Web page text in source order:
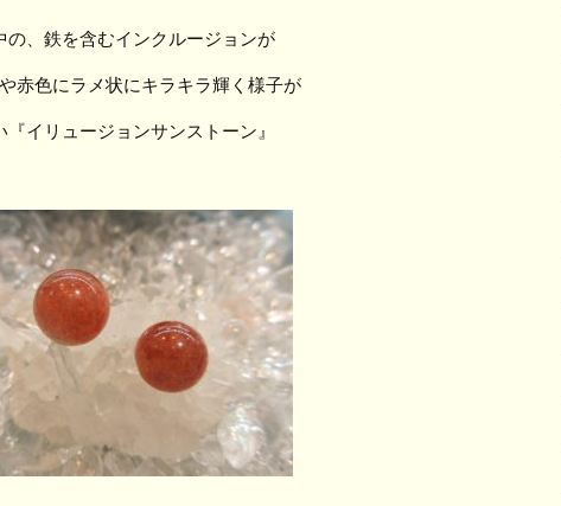
の、鉄を含むインクルージョンが
赤色にラメ状にキラキラ輝く様子が
『イリュージョンサンストーン』